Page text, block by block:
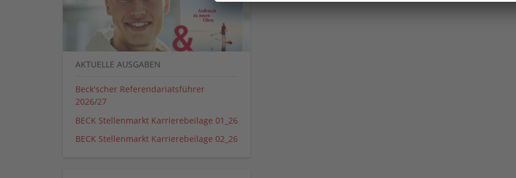
AKTUELLE AUSGABEN
Beck'scher Referendariatsführer
2026/27
BECK Stellenmarkt Karrierebeilage 01_26
BECK Stellenmarkt Karrierebeilage 02_26